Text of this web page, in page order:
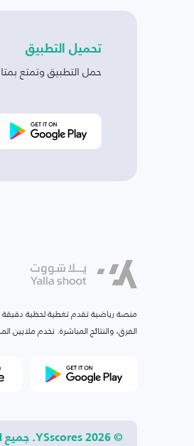
تحميل التطبيق
حمل التطبيق وتمتع
منصة رياضية تقدم تغطية لحظية دقيقة
الفرق، والنتائج المباشرة. نخدم
© 2026 YSscores. جميع الحقوق محفوظة.